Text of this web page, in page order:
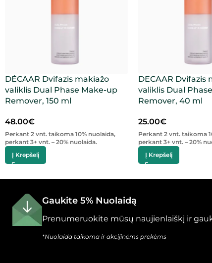
DÉCAAR Dvifazis makiažo
valiklis Dual Phase Make-up
Remover, 150 ml
48.00€
Perkant 2 vnt. taikoma 10% nuolaida,
perkant 3+ vnt. – 20% nuolaida.
Į Krepšelį
DECAAR Dvifazis
valiklis Dual
Remover, 40 ml
25.00€
Perkant 2 vnt. taikoma
perkant 3+ vnt. – 20%
Į Krepšelį
Gaukite 5% Nuolaidą
Prenumeruokite mūsų naujienlaiškį ir
*Nuolaida taikoma ir akcijinėms prekėms